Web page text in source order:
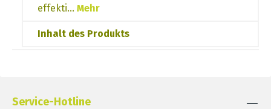
effekti… Mehr
Inhalt des Produkts
Service-Hotline